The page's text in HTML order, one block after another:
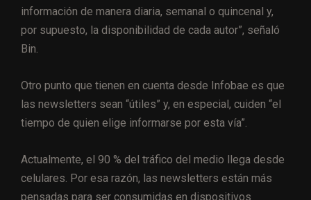
información de manera diaria, semanal o quincenal y,
por supuesto, la disponibilidad de cada autor”, señaló
Bin.
Otro punto que tienen en cuenta desde Infobae es que
las newsletters sean “útiles” y, en especial, cuiden “el
tiempo de quien elige informarse por esta vía”.
Actualmente, el 90 % del tráfico del medio llega desde
celulares. Por esa razón, las newsletters están más
pensadas para ser consumidas en dispositivos